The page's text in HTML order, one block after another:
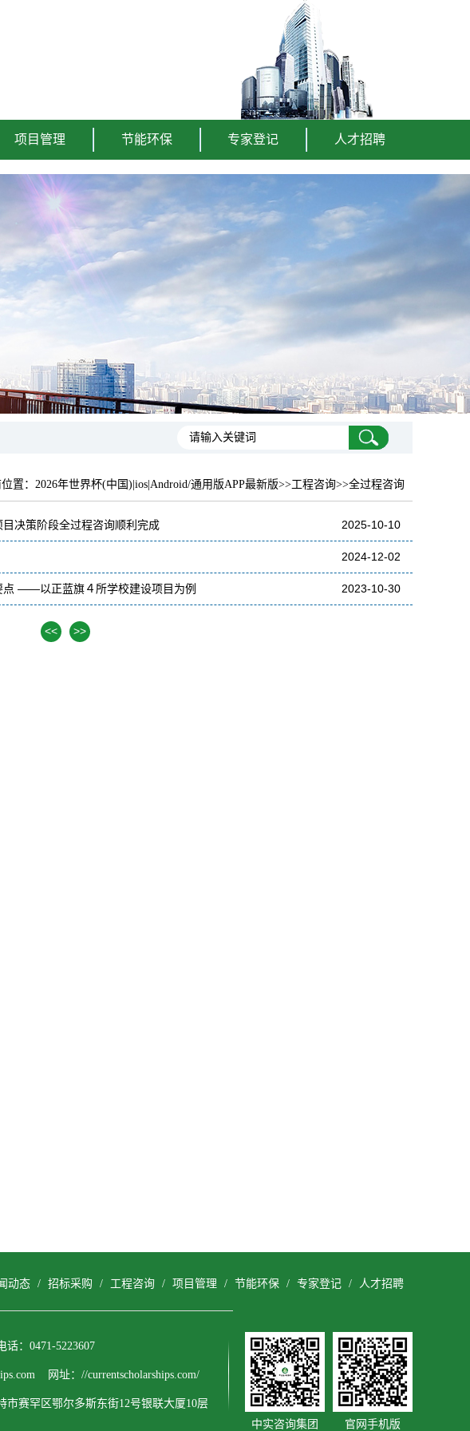
项目管理 节能环保 专家登记 人才招聘
置： 2026年世界杯(中国)|ios|Android/通用版APP最新版>>工程咨询>>全过程咨询
2025-10-10
决策阶段全过程咨询顺利完成
2024-12-02
2023-10-30
点 ——以正蓝旗４所学校建设项目为例
<< >>
动态 / 招标采购 / 工程咨询 / 项目管理 / 节能环保 / 专家登记 / 人才招聘
：0471-5223607
网址：//currentscholarships.com/
市赛罕区鄂尔多斯东街12号银联大厦10层
中实咨询集团
官网手机版